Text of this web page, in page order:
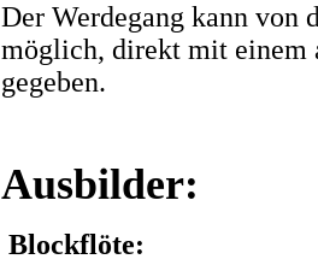
Der Werdegang kann von
möglich, direkt mit einem
gegeben.
Ausbilder:
Blockflöte: